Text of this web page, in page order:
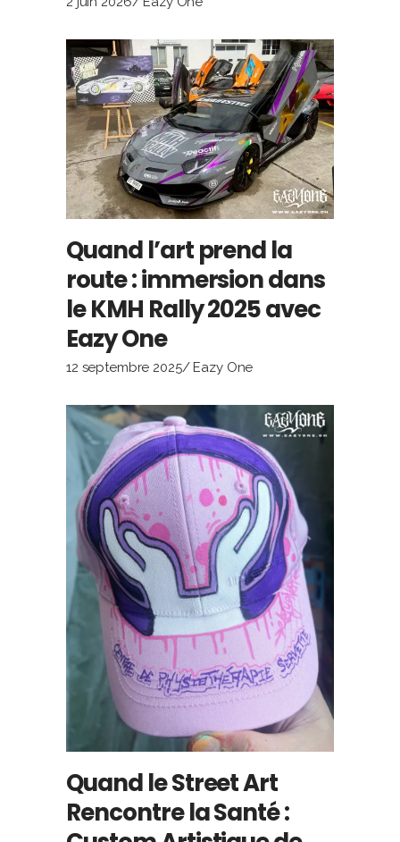
Quand l’art prend la
route : immersion dans
le KMH Rally 2025 avec
Eazy One
12 septembre 2025 Eazy One
Quand le Street Art
Rencontre la Santé :